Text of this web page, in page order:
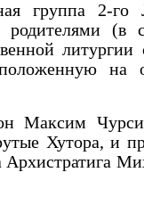
группа 2-го
(в
литургии
на
Максим
Хутора, и